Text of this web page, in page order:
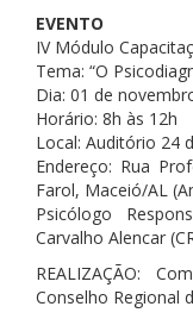
EVENTO
IV Módulo
Tema: “O
Dia: 01 de
Horário: 8h às 12h
Local: Auditório 24
Endereço: Rua
Farol, Maceió/AL
Psicólogo
Carvalho Alencar
REALIZAÇÃO:
Conselho Regional